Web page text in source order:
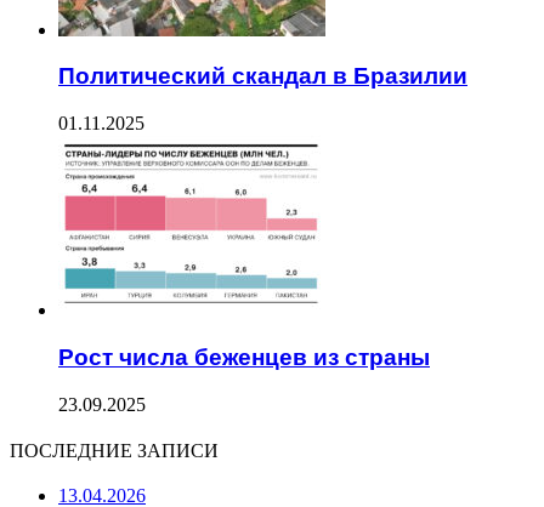
Политический скандал в Бразилии
01.11.2025
Рост числа беженцев из страны
23.09.2025
ПОСЛЕДНИЕ ЗАПИСИ
13.04.2026